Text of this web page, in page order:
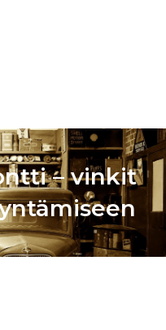
– vinkit